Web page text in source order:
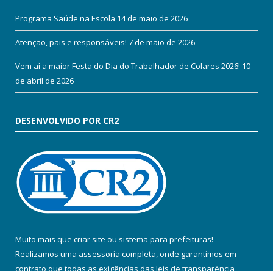
Programa Saúde na Escola 14 de maio de 2026
Atenção, pais e responsáveis! 7 de maio de 2026
Vem aí a maior Festa do Dia do Trabalhador de Colares 2026! 10
de abril de 2026
DESENVOLVIDO POR CR2
Muito mais que criar site ou sistema para prefeituras!
Realizamos uma assessoria completa, onde garantimos em
contrato que todas as exigências das leis de transparência